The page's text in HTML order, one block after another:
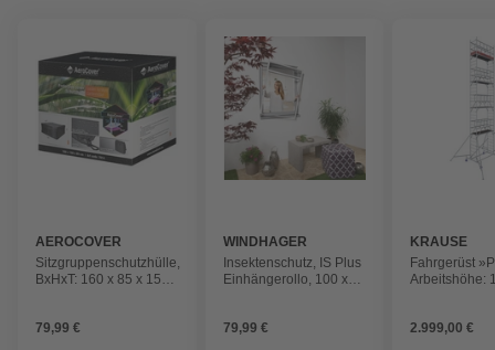
AEROCOVER
Sitzgruppenschutzhülle,
BxHxT: 160 x 85 x 150
79,99 €
WINDHAGER
Insektenschutz, IS Plus
Einhängerollo, 100 x
79,99 €
KRAUSE
Fahrgerüst
Arbeitshöhe:
2.999,00 €